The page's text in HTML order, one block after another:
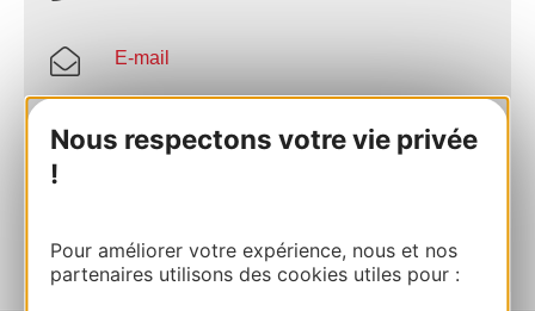
Nous respectons votre vie privée
!
Pour améliorer votre expérience, nous et nos
partenaires utilisons des cookies utiles pour :
E-mail
Site internet